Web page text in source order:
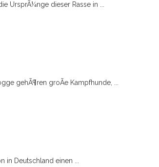
UrsprÃ¼nge dieser Rasse in ...
gehÃ¶ren groÃe Kampfhunde, ...
in Deutschland einen ...